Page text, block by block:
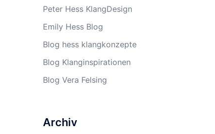
Peter Hess KlangDesign
Emily Hess Blog
Blog hess klangkonzepte
Blog Klanginspirationen
Blog Vera Felsing
Archiv